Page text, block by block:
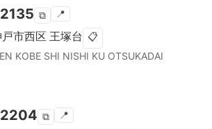
⧉ 📍
市西区 王塚台 📋
KOBE SHI NISHI KU OTSUKADAI
⧉ 📍